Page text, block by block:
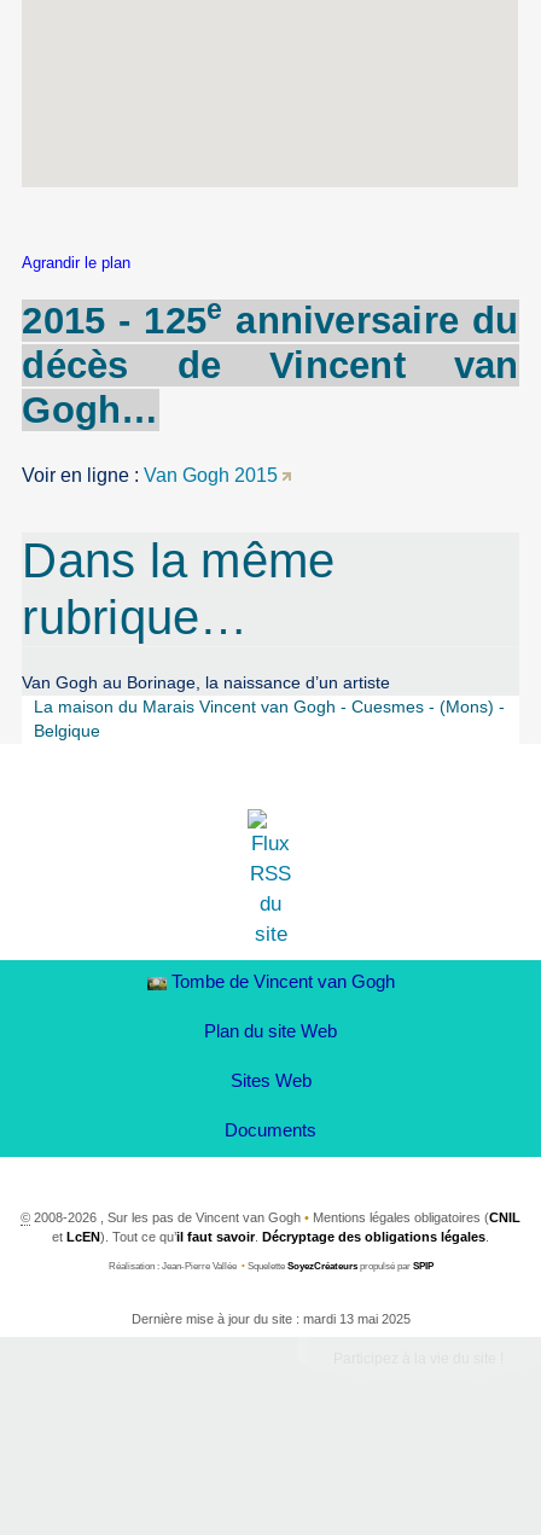
Agrandir le plan
2015 - 125e anniversaire du
décès deVincentvan
Gogh…
Voir en ligne :Van Gogh 2015
Dans la même
rubrique…
Van Gogh au Borinage, la naissance d’un artiste
La maison du Marais Vincent van Gogh - Cuesmes - (Mons) -
Belgique
Tombe de Vincent van Gogh
Plan du site Web
Sites Web
Documents
© 2008-2026 , Sur les pas de Vincent van Gogh • Mentions légales obligatoires (CNIL
et LcEN). Tout ce qu’il faut savoir. Décryptage des obligations légales
Réalisation : Jean-Pierre Vallée •Squelette SoyezCréateurspropulsé par SPIP
Dernière mise à jour du site : mardi 13 mai 2025